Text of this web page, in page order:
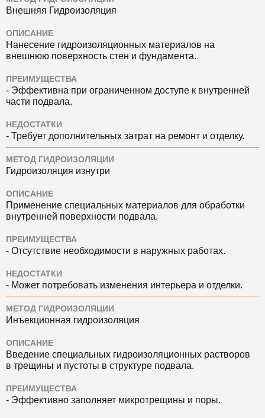
Внешняя Гидроизоляция
ОПИСАНИЕ
Нанесение гидроизоляционных материалов на
внешнюю поверхность стен и фундамента.
ПРЕИМУЩЕСТВА
- Эффективна при ограниченном доступе к внутренней
части подвала.
НЕДОСТАТКИ
- Требует дополнительных затрат на ремонт и отделку.
МЕТОД ГИДРОИЗОЛЯЦИИ
Гидроизоляция изнутри
ОПИСАНИЕ
Применение специальных материалов для обработки
внутренней поверхности подвала.
ПРЕИМУЩЕСТВА
- Отсутствие необходимости в наружных работах.
НЕДОСТАТКИ
- Может потребовать изменения интерьера и отделки.
МЕТОД ГИДРОИЗОЛЯЦИИ
Инъекционная гидроизоляция
ОПИСАНИЕ
Введение специальных гидроизоляционных растворов
в трещины и пустоты в структуре подвала.
ПРЕИМУЩЕСТВА
- Эффективно заполняет микротрещины и поры.